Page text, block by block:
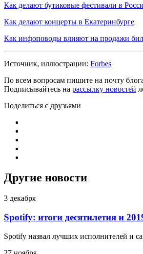
Как делают бутиковые фестивали в
Как делают концерты в Екатеринбурге
Как инфоповоды влияют на продажи
Источник, иллюстрации: Forbes
По всем вопросам пишите на почту
Подписывайтесь на рассылку новостей
Поделиться с друзьями
Другие новости
3 декабря
Spotify: итоги десятилетия и
Spotify назвал лучших исполнителей и